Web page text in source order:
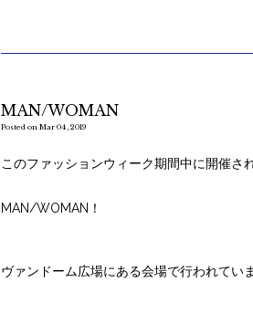
MAN/WOMAN
Posted on Mar 04, 2019
このファッションウィーク期間中に開催さ
MAN/WOMAN！
ヴァンドーム広場にある会場で行われていま